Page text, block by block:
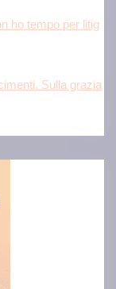
ho tempo per litig
Sulla grazia